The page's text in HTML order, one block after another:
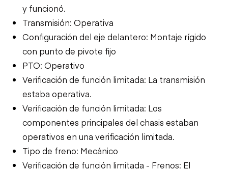
y funcionó.
Transmisión: Operativa
Configuración del eje delantero: Montaje rígido
con punto de pivote fijo
PTO: Operativo
Verificación de función limitada: La transmisión
estaba operativa.
Verificación de función limitada: Los
componentes principales del chasis estaban
operativos en una verificación limitada.
Tipo de freno: Mecánico
Verificación de función limitada - Frenos: El